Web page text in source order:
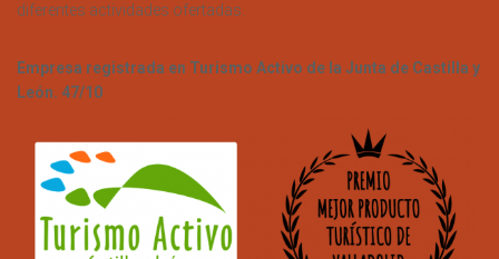
diferentes actividades ofertadas.
Empresa registrada en Turismo Activo de la Junta de Castilla y
León. 47/10